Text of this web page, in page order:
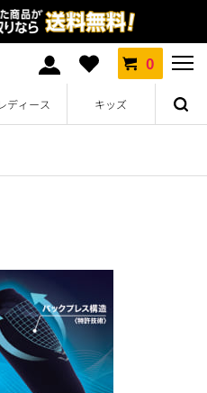
0
レディース キッズ